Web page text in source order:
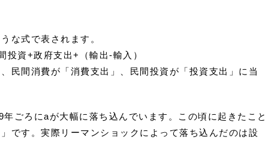
な式で表されます。
投資+政府支出+（輸出-輸入）
民間消費が「消費支出」、民間投資が「投資支出」に当
ごろにaが大幅に落ち込んでいます。この頃に起きたこと
です。実際リーマンショックによって落ち込んだのは設